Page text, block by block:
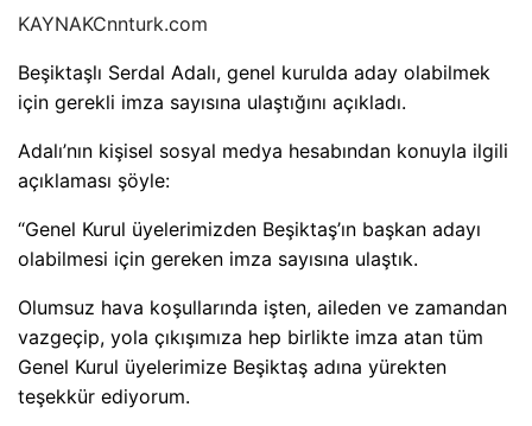
KAYNAKCnnturk.com
Beşiktaşlı Serdal Adalı, genel kurulda aday olabilmek
için gerekli imza sayısına ulaştığını açıkladı.
Adalı’nın kişisel sosyal medya hesabından konuyla ilgili
açıklaması şöyle:
“Genel Kurul üyelerimizden Beşiktaş’ın başkan adayı
olabilmesi için gereken imza sayısına ulaştık.
Olumsuz hava koşullarında işten, aileden ve zamandan
vazgeçip, yola çıkışımıza hep birlikte imza atan tüm
Genel Kurul üyelerimize Beşiktaş adına yürekten
teşekkür ediyorum.